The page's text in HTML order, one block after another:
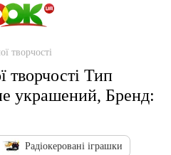
творчості
творчості Тип
украшений, Бренд:
Радіокеровані іграшки